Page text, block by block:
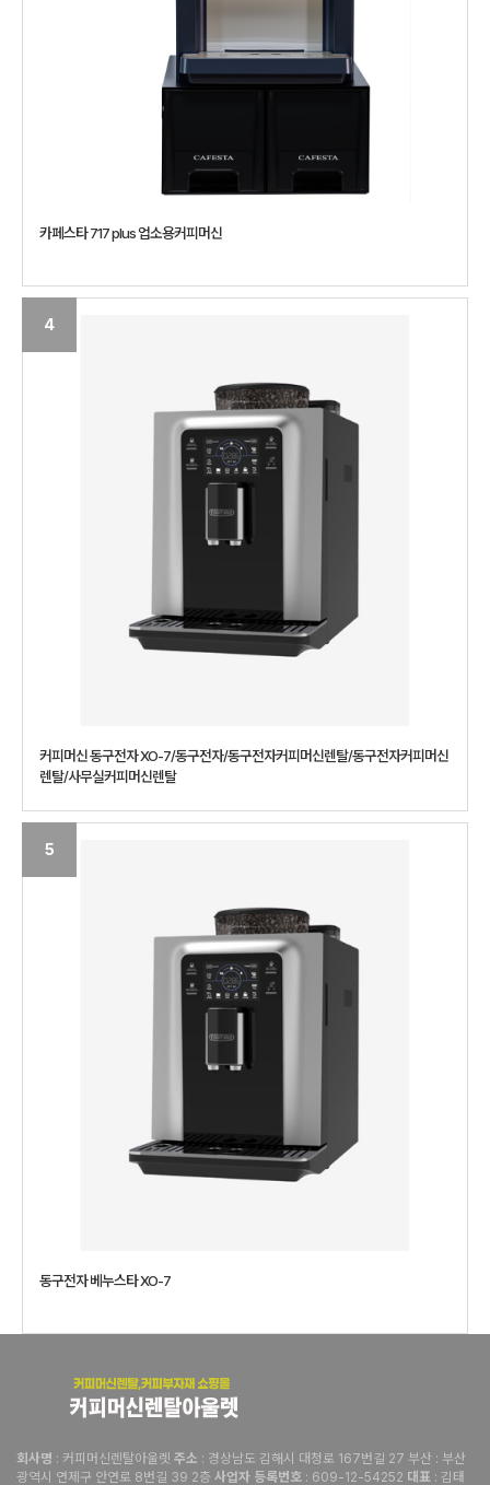
카페스타 717 plus 업소용커피머신
4
커피머신 동구전자 XO-7/동구전자/동구전자커피머신렌탈/동구전자커피머신
렌탈/사무실커피머신렌탈
5
동구전자 베누스타 XO-7
회사명 : 커피머신렌탈아울렛 주소 : 경상남도 김해시 대청로 167번길 27 부산 : 부산
광역시 연제구 안연로 8번길 39 2층 사업자 등록번호 : 609-12-54252 대표 : 김태